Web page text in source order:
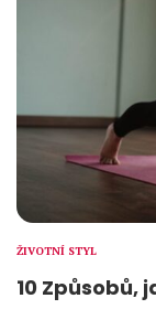
ŽIVOTNÍ STYL
10 Způsobů,